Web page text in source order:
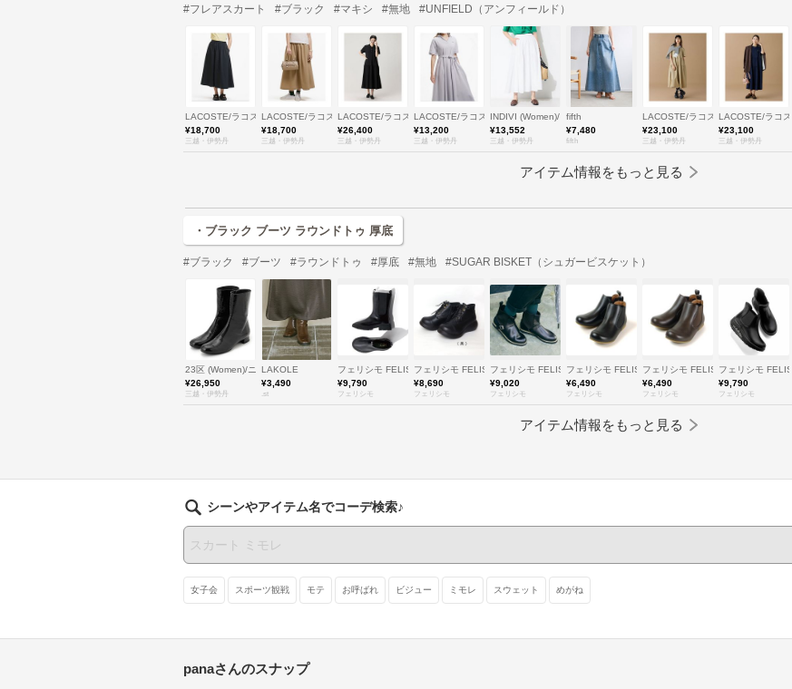
#フレアスカート #ブラック #マキシ #無地 #UNFIELD（アンフィールド）
LACOSTE/ラコステ
¥18,700
三越・伊勢丹
LACOSTE/ラコステ
¥18,700
三越・伊勢丹
LACOSTE/ラコステ
¥26,400
三越・伊勢丹
LACOSTE/ラコステ
¥13,200
三越・伊勢丹
INDIVI (Women)/インディヴィ
¥13,552
三越・伊勢丹
fifth
¥7,480
fifth
LACOSTE/ラコステ
¥23,100
三越・伊勢丹
LACOSTE/ラコ
¥23,100
三越・伊勢丹
アイテム情報をもっと見る
・ブラック ブーツ ラウンドトゥ 厚底
#ブラック #ブーツ #ラウンドトゥ #厚底 #無地 #SUGAR BISKET（シュガービスケット）
23区 (Women)/ニジュウサンク
¥26,950
三越・伊勢丹
LAKOLE
¥3,490
.st
フェリシモ FELISSIMO
¥9,790
フェリシモ
フェリシモ FELISSIMO
¥8,690
フェリシモ
フェリシモ FELISSIMO
¥9,020
フェリシモ
フェリシモ FELISSIMO
¥6,490
フェリシモ
フェリシモ FELISSIMO
¥6,490
フェリシモ
フェリシモ
¥9,790
フェリシモ
アイテム情報をもっと見る
シーンやアイテム名でコーデ検索♪
女子会 スポーツ観戦 モテ お呼ばれ ビジュー ミモレ スウェット めがね
panaさんのスナップ